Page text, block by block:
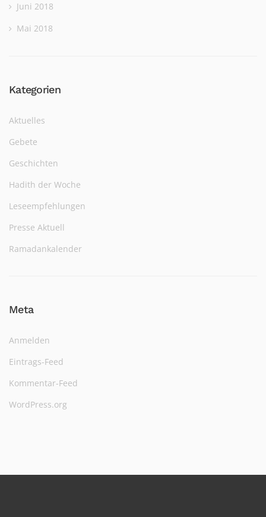
Juni 2018
Mai 2018
Kategorien
Aktuelles
Gebete
Geschichten
Hadith der Woche
Leseempfehlungen
Presse Aktuell
Ramadankalender
Meta
Anmelden
Eintrags-Feed
Kommentar-Feed
WordPress.org